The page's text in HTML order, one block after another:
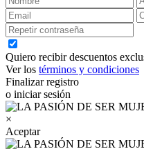
Quiero recibir descuentos
Ver los términos y condiciones
Finalizar registro
o iniciar sesión
×
Aceptar